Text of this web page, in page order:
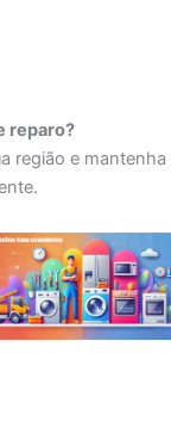
reparo?
região e mantenha